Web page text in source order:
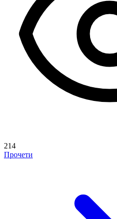
214
Прочети